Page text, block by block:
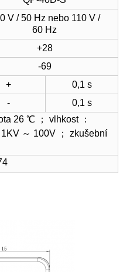
V / 50 Hz nebo 110 V /
60 Hz
+28
-69
+
0,1 s
-
0,1 s
26 ℃ ； vlhkost ：
～ 100V ； zkušební